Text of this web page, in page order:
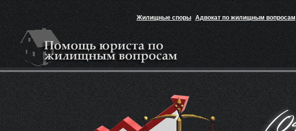
Жилищные споры Адвокат по жилищным вопросам